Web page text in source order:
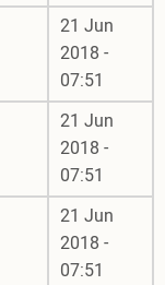
21 Jun
2018 -
07:51
21 Jun
2018 -
07:51
21 Jun
2018 -
07:51